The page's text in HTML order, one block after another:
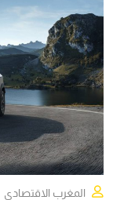
المغرب الاقتصادي